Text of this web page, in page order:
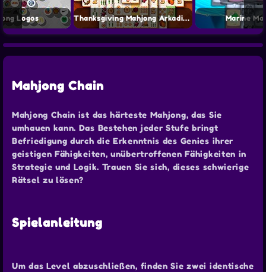
Logos Thanksgiving Mahjong Arkadium Marine
Mahjong Chain
Mahjong Chain ist das härteste Mahjong, das Sie
umhauen kann. Das Bestehen jeder Stufe bringt
Befriedigung durch die Erkenntnis des Genies ihrer
geistigen Fähigkeiten, unübertroffenen Fähigkeiten in
Strategie und Logik. Trauen Sie sich, dieses schwierige
Rätsel zu lösen?
Spielanleitung
Um das Level abzuschließen, finden Sie zwei identische